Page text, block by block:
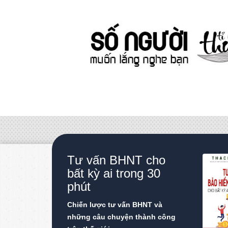
Tư vấn BHNT cho
bất kỳ ai trong 30
phút
Chiến lược tư vấn BHNT và
những câu chuyện thành công